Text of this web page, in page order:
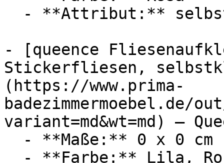
- [queence
Stickerfliesen,
(https://www.prima-
badezimmermoebel.de/
variant=md&wt=md) —